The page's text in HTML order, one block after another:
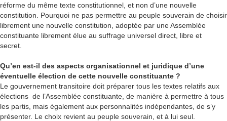
réforme du même texte constitutionnel, et non d’une nouvelle
constitution. Pourquoi ne pas permettre au peuple souverain de choisir
librement une nouvelle constitution, adoptée par une Assemblée
constituante librement élue au suffrage universel direct, libre et
secret.
Qu’en est-il des aspects organisationnel et juridique d’une
éventuelle élection de cette nouvelle constituante ?
Le gouvernement transitoire doit préparer tous les textes relatifs aux
élections de l’Assemblée constituante, de manière à permettre à tous
les partis, mais également aux personnalités indépendantes, de s’y
présenter. Le choix revient au peuple souverain, et à lui seul.